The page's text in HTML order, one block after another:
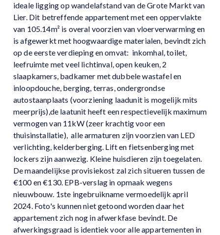
ideale ligging op wandelafstand van de Grote Markt van
Lier. Dit betreffende appartement met een oppervlakte
van 105.14m² is overal voorzien van vloerverwarming en
is afgewerkt met hoogwaardige materialen, bevindt zich
op de eerste verdieping en omvat: inkomhal, toilet,
leefruimte met veel lichtinval, open keuken, 2
slaapkamers, badkamer met dubbele wastafel en
inloopdouche, berging, terras, ondergrondse
autostaanplaats (voorziening laadunit is mogelijk mits
meerprijs),de laatunit heeft een respectievelijk maximum
vermogen van 11kW (zeer krachtig voor een
thuisinstallatie), alle armaturen zijn voorzien van LED
verlichting, kelderberging. Lift en fietsenberging met
lockers zijn aanwezig. Kleine huisdieren zijn toegelaten.
De maandelijkse provisiekost zal zich situeren tussen de
€100 en €130. EPB-verslag in opmaak wegens
nieuwbouw. 1ste ingebruikname vermoedelijk april
2024. Foto's kunnen niet getoond worden daar het
appartement zich nog in afwerkfase bevindt. De
afwerkingsgraad is identiek voor alle appartementen in